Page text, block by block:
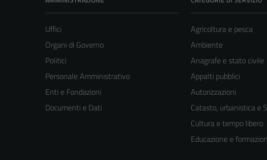
Uffici
Organi di Governo
Politici
Personale Amministrativo
Enti e Fondazioni
Documenti e Dati
Agricoltura e pesca
Ambiente
Anagrafe e stato civile
Appalti pubblici
Autorizzazioni
Catasto, urbanistica e
Cultura e tempo libero
Educazione e